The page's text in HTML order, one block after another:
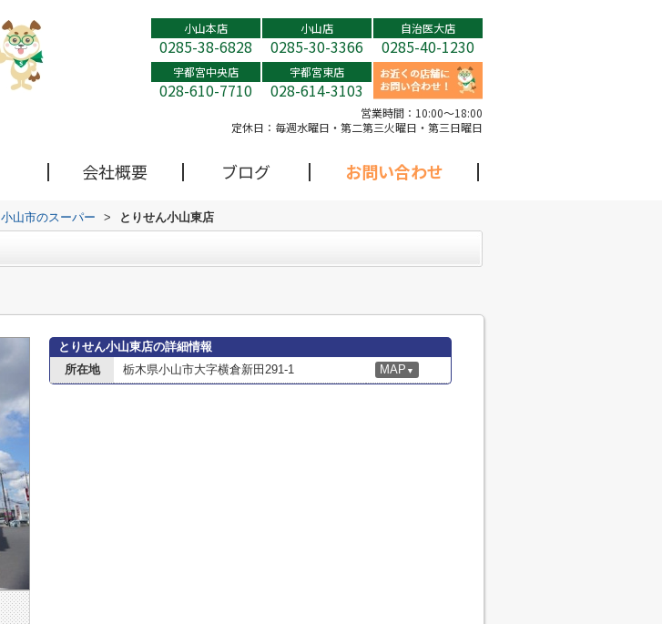
小山本店
0285-38-6828
小山店
0285-30-3366
自治医大店
0285-40-1230
宇都宮中央店
028-610-7710
宇都宮東店
028-614-3103
営業時間： 10:00～18:00
定休日： 毎週水曜日・第二第三火曜日・第三日曜日
会社概要 ブログ お問い合わせ
小山市のスーパー > とりせん小山東店
とりせん小山東店の詳細情報
所在地
栃木県小山市大字横倉新田291-1 MAP ▼